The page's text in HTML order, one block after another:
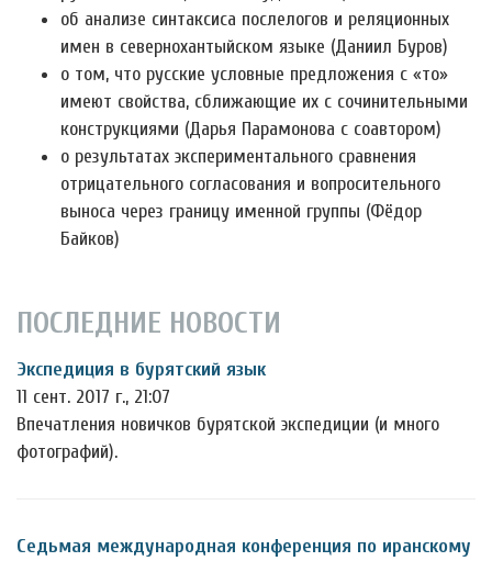
об анализе синтаксиса послелогов и реляционных
имен в севернохантыйском языке (Даниил Буров)
о том, что русские условные предложения с «то»
имеют свойства, сближающие их с сочинительными
конструкциями (Дарья Парамонова с соавтором)
о результатах экспериментального сравнения
отрицательного согласования и вопросительного
выноса через границу именной группы (Фёдор
Байков)
ПОСЛЕДНИЕ НОВОСТИ
Экспедиция в бурятский язык
11 сент. 2017 г., 21:07
Впечатления новичков бурятской экспедиции (и много
фотографий).
Седьмая международная конференция по иранскому